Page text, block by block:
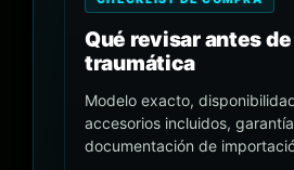
Qué revisar antes
traumática
Modelo exacto,
accesorios incluidos,
documentación de